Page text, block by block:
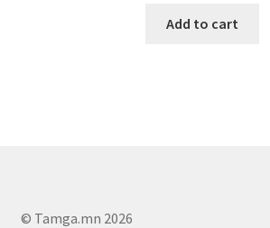
Add to cart
© Tamga.mn 2026